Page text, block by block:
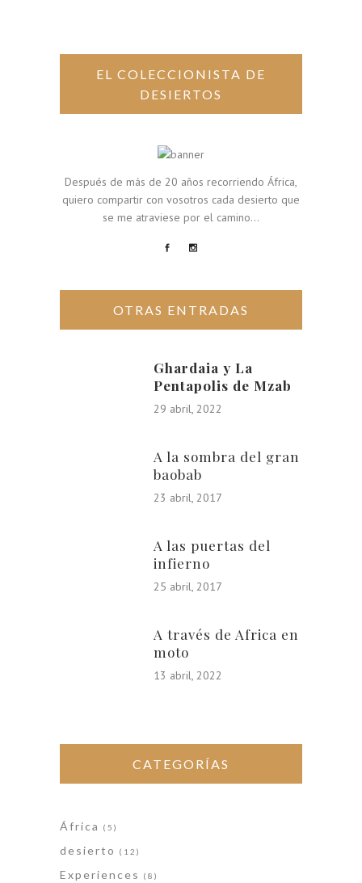
EL COLECCIONISTA DE
DESIERTOS
Después de más de 20 años recorriendo África,
quiero compartir con vosotros cada desierto que
se me atraviese por el camino...
OTRAS ENTRADAS
Ghardaia y La
Pentapolis de Mzab
29 abril, 2022
A la sombra del gran
baobab
23 abril, 2017
A las puertas del
infierno
25 abril, 2017
A través de Africa en
moto
13 abril, 2022
CATEGORÍAS
África (5)
desierto (12)
Experiences (8)